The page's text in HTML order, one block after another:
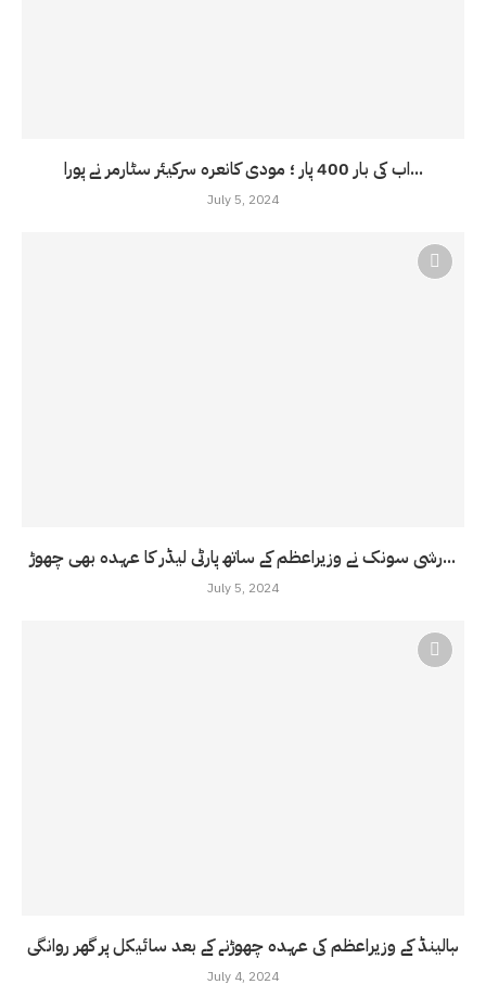
اب کی بار 400 پار ؛ مودی کانعرہ سرکیئر سٹارمر نے پورا...
July 5, 2024
رشی سونک نے وزیراعظم کے ساتھ پارٹی لیڈر کا عہدہ بھی چھوڑ...
July 5, 2024
ہالینڈ کے وزیراعظم کی عہدہ چھوڑنے کے بعد سائیکل پر گھر روانگی
July 4, 2024